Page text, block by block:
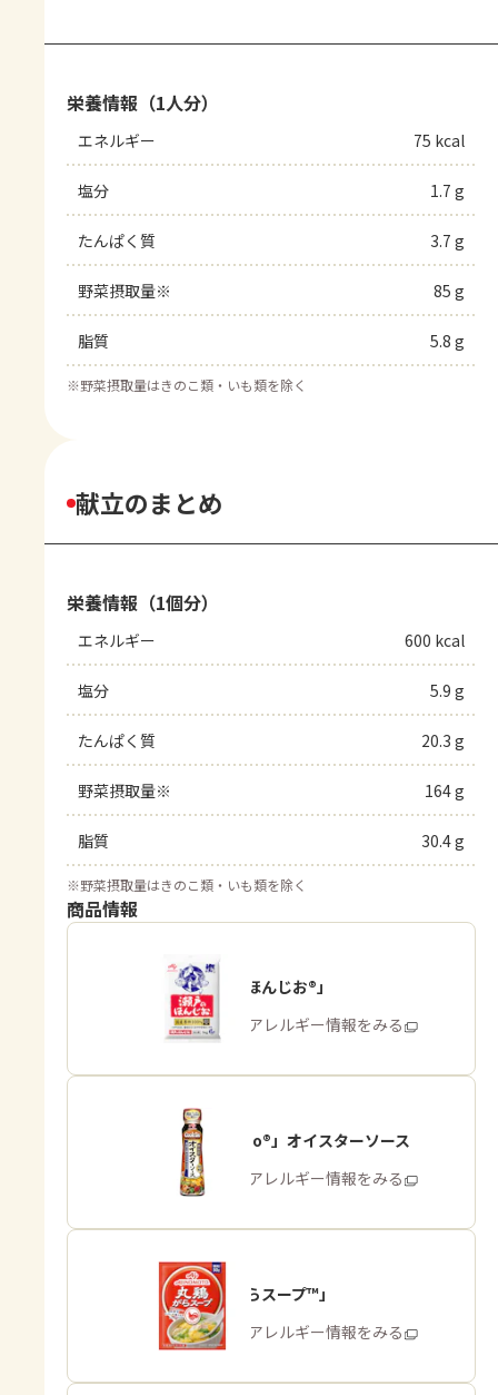
栄養情報（1人分）
エネルギー 75 kcal
塩分 1.7 g
たんぱく質 3.7 g
野菜摂取量※ 85 g
脂質 5.8 g
※野菜摂取量はきのこ類・いも類を除く
献立のまとめ
栄養情報（1個分）
エネルギー 600 kcal
塩分 5.9 g
たんぱく質 20.3 g
野菜摂取量※ 164 g
脂質 30.4 g
※野菜摂取量はきのこ類・いも類を除く
商品情報
「瀬戸のほんじお®」
商品・アレルギー情報をみる
「Cook Do®」オイスターソース
商品・アレルギー情報をみる
「丸鶏がらスープ™」
商品・アレルギー情報をみる